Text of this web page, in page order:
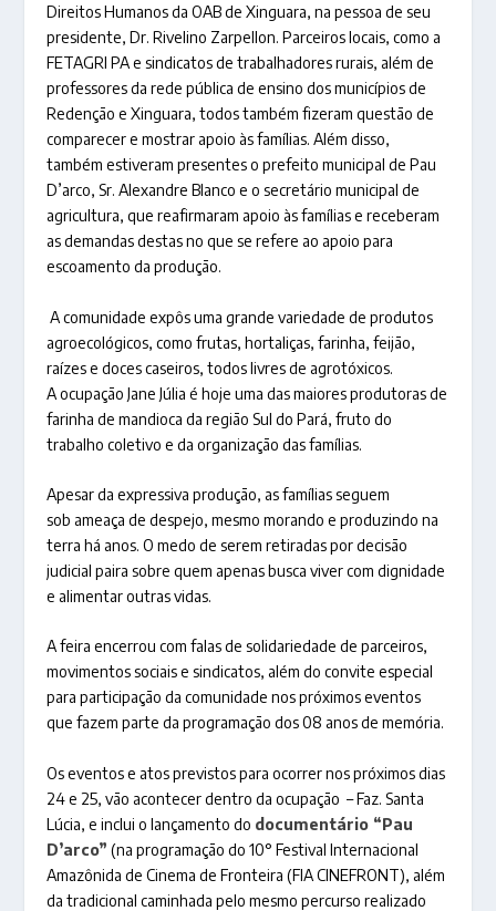
Direitos Humanos da OAB de Xinguara, na pessoa de seu
presidente, Dr. Rivelino Zarpellon. Parceiros locais, como a
FETAGRI PA e sindicatos de trabalhadores rurais, além de
professores da rede pública de ensino dos municípios de
Redenção e Xinguara, todos também fizeram questão de
comparecer e mostrar apoio às famílias. Além disso,
também estiveram presentes o prefeito municipal de Pau
D’arco, Sr. Alexandre Blanco e o secretário municipal de
agricultura, que reafirmaram apoio às famílias e receberam
as demandas destas no que se refere ao apoio para
escoamento da produção.
A comunidade expôs uma grande variedade de produtos
agroecológicos, como frutas, hortaliças, farinha, feijão,
raízes e doces caseiros, todos livres de agrotóxicos.
A ocupação Jane Júlia é hoje uma das maiores produtoras de
farinha de mandioca da região Sul do Pará, fruto do
trabalho coletivo e da organização das famílias.
Apesar da expressiva produção, as famílias seguem
sob ameaça de despejo, mesmo morando e produzindo na
terra há anos. O medo de serem retiradas por decisão
judicial paira sobre quem apenas busca viver com dignidade
e alimentar outras vidas.
A feira encerrou com falas de solidariedade de parceiros,
movimentos sociais e sindicatos, além do convite especial
para participação da comunidade nos próximos eventos
que fazem parte da programação dos 08 anos de memória.
Os eventos e atos previstos para ocorrer nos próximos dias
24 e 25, vão acontecer dentro da ocupação – Faz. Santa
Lúcia, e inclui o lançamento do documentário “Pau
D’arco” (na programação do 10° Festival Internacional
Amazônida de Cinema de Fronteira (FIA CINEFRONT), além
da tradicional caminhada pelo mesmo percurso realizado